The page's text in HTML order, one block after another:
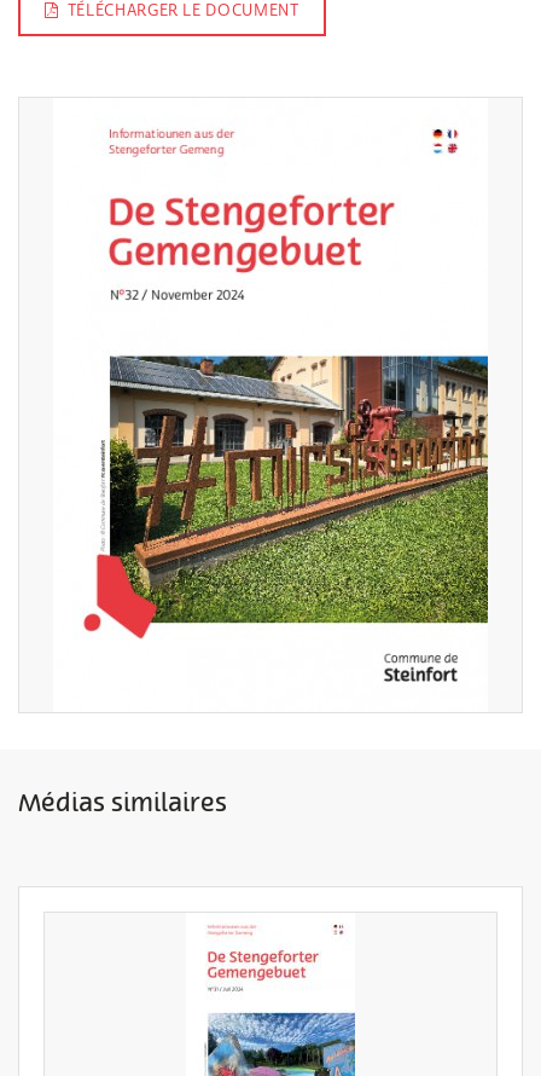
TÉLÉCHARGER LE DOCUMENT
Médias similaires